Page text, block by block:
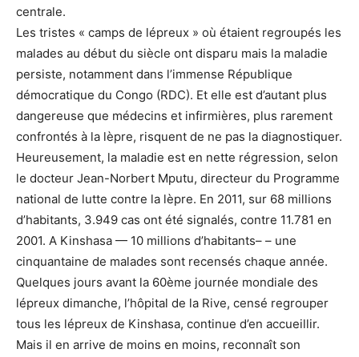
centrale.
Les tristes « camps de lépreux » où étaient regroupés les
malades au début du siècle ont disparu mais la maladie
persiste, notamment dans l’immense République
démocratique du Congo (RDC). Et elle est d’autant plus
dangereuse que médecins et infirmières, plus rarement
confrontés à la lèpre, risquent de ne pas la diagnostiquer.
Heureusement, la maladie est en nette régression, selon
le docteur Jean-Norbert Mputu, directeur du Programme
national de lutte contre la lèpre. En 2011, sur 68 millions
d’habitants, 3.949 cas ont été signalés, contre 11.781 en
2001. A Kinshasa — 10 millions d’habitants– – une
cinquantaine de malades sont recensés chaque année.
Quelques jours avant la 60ème journée mondiale des
lépreux dimanche, l’hôpital de la Rive, censé regrouper
tous les lépreux de Kinshasa, continue d’en accueillir.
Mais il en arrive de moins en moins, reconnaît son